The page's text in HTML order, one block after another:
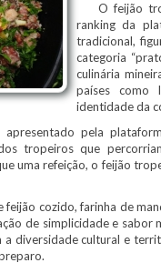
O feijão
ranking da
tradicional,
categoria
culinária
países como
identidade da
pela
tropeiros que
uma refeição, o feijão
cozido, farinha de
de simplicidade e
diversidade cultural e